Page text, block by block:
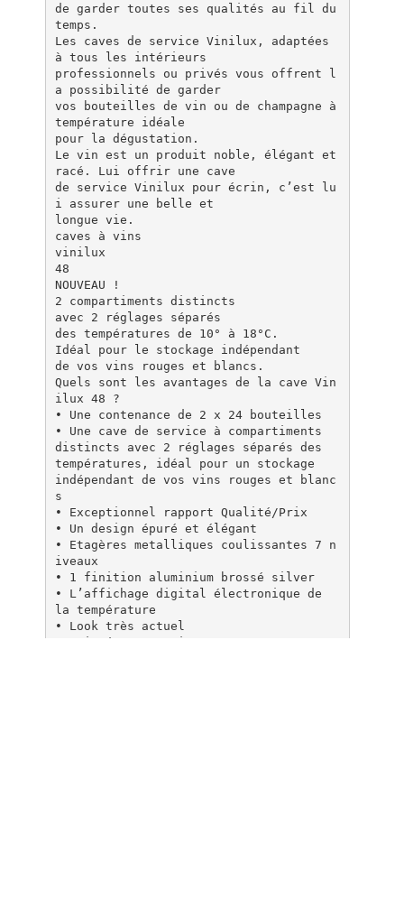
de garder toutes ses qualités au fil du
temps.
Les caves de service Vinilux, adaptées
à tous les intérieurs
professionnels ou privés vous offrent l
a possibilité de garder
vos bouteilles de vin ou de champagne à
température idéale
pour la dégustation.
Le vin est un produit noble, élégant et
racé. Lui offrir une cave
de service Vinilux pour écrin, c’est lu
i assurer une belle et
longue vie.
caves à vins
vinilux
48
NOUVEAU !
2 compartiments distincts
avec 2 réglages séparés
des températures de 10° à 18°C.
Idéal pour le stockage indépendant
de vos vins rouges et blancs.
Quels sont les avantages de la cave Vin
ilux 48 ?
• Une contenance de 2 x 24 bouteilles
• Une cave de service à compartiments
distincts avec 2 réglages séparés des
températures, idéal pour un stockage
indépendant de vos vins rouges et blanc
s
• Exceptionnel rapport Qualité/Prix
• Un design épuré et élégant
• Etagères metalliques coulissantes 7 n
iveaux
• 1 finition aluminium brossé silver
• L’affichage digital électronique de
la température
• Look très actuel
• Poignée ergonomique